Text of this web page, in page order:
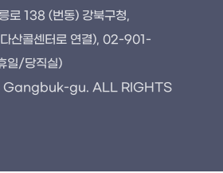
로 138 (번동) 강북구청,
산콜센터로 연결), 02-901-
일/당직실)
gu. ALL RIGHTS